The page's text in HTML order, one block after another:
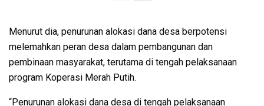
Menurut dia, penurunan alokasi dana desa berpotensi
melemahkan peran desa dalam pembangunan dan
pembinaan masyarakat, terutama di tengah pelaksanaan
program Koperasi Merah Putih.
“Penurunan alokasi dana desa di tengah pelaksanaan